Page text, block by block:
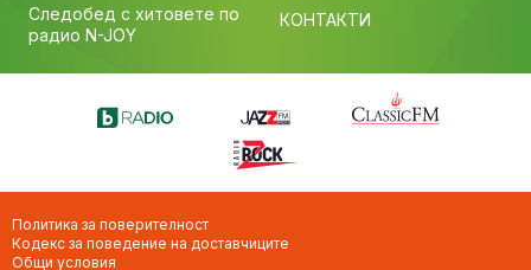
Следобед с хитовете по
радио N-JOY
КОНТАКТИ
Политика за поверителност
Кодекс за поведение на доставчиците
Общи условия